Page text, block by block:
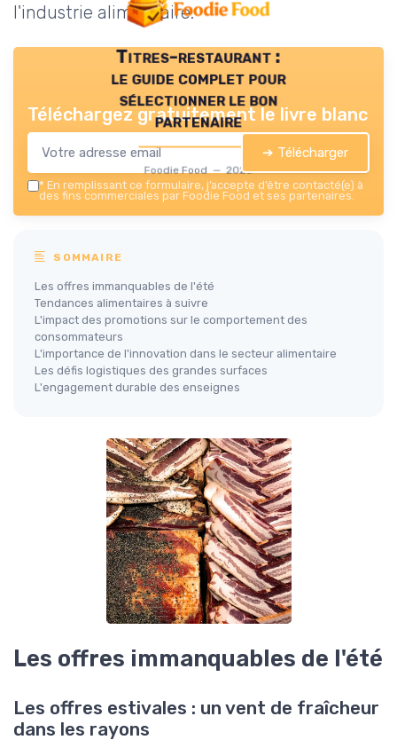
l'industrie alimentaire.
Titres-restaurant :
le guide complet pour
sélectionner le bon
partenaire
Foodie Food — 2026
Téléchargez gratuitement le livre blanc
➔ Télécharger
* En remplissant ce formulaire, j’accepte d’être contacté(e) à
des fins commerciales par Foodie Food et ses partenaires.
SOMMAIRE
Les offres immanquables de l'été
Tendances alimentaires à suivre
L'impact des promotions sur le comportement des
consommateurs
L'importance de l'innovation dans le secteur alimentaire
Les défis logistiques des grandes surfaces
L'engagement durable des enseignes
Les offres immanquables de l'été
Les offres estivales : un vent de fraîcheur
dans les rayons